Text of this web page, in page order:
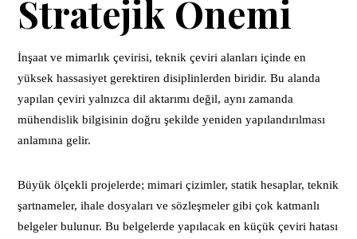
Stratejik Önemi
İnşaat ve mimarlık çevirisi, teknik çeviri alanları içinde en
yüksek hassasiyet gerektiren disiplinlerden biridir. Bu alanda
yapılan çeviri yalnızca dil aktarımı değil, aynı zamanda
mühendislik bilgisinin doğru şekilde yeniden yapılandırılması
anlamına gelir.
Büyük ölçekli projelerde; mimari çizimler, statik hesaplar, teknik
şartnameler, ihale dosyaları ve sözleşmeler gibi çok katmanlı
belgeler bulunur. Bu belgelerde yapılacak en küçük çeviri hatası